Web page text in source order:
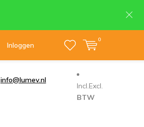
Inloggen
0
info@lumev.nl
Incl. Excl.
BTW